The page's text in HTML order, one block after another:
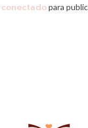
conectadopara